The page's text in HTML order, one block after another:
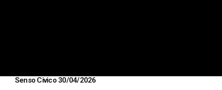
Senso Civico 30/04/2026